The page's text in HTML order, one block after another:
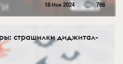
18 Ноя 2024 766
страшилки диджитал-